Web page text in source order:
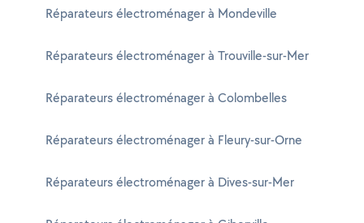
Réparateurs électroménager à Mondeville
Réparateurs électroménager à Trouville-sur-Mer
Réparateurs électroménager à Colombelles
Réparateurs électroménager à Fleury-sur-Orne
Réparateurs électroménager à Dives-sur-Mer